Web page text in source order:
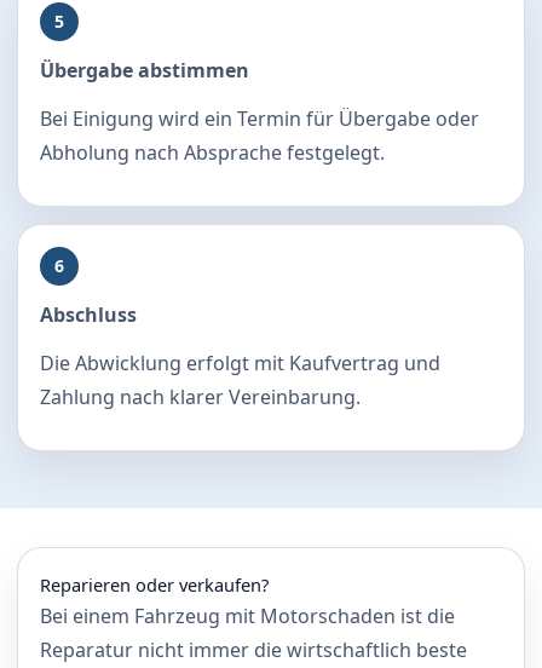
5
Übergabe abstimmen
Bei Einigung wird ein Termin für Übergabe oder
Abholung nach Absprache festgelegt.
6
Abschluss
Die Abwicklung erfolgt mit Kaufvertrag und
Zahlung nach klarer Vereinbarung.
Reparieren oder verkaufen?
Bei einem Fahrzeug mit Motorschaden ist die
Reparatur nicht immer die wirtschaftlich beste